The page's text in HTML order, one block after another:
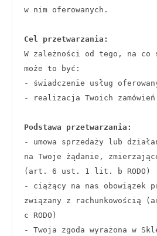
w nim oferowanych.
Cel przetwarzania:
W zależności od tego, na co
może to być:
- świadczenie usług
- realizacja Twoich zamówień
Podstawa przetwarzania:
- umowa sprzedaży lub
na Twoje żądanie,
(art. 6 ust. 1 lit. b RODO)
- ciążący na nas obowiązek
związany z
c RODO)
- Twoja zgoda wyrażona w